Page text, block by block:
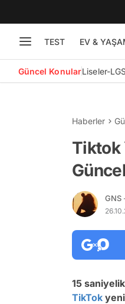
TEST EV &
Güncel KonularLiseler-
Haberler
Tiktok
GNS
15
TikTok